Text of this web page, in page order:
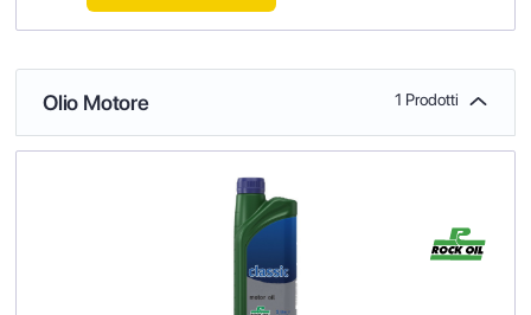
Olio Motore 1 Prodotti